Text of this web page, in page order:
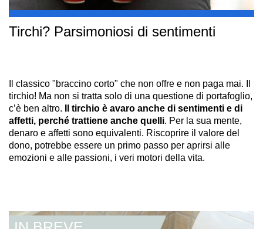
Tirchi? Parsimoniosi di sentimenti
Il classico "braccino corto" che non offre e non paga mai. Il
tirchio! Ma non si tratta solo di una questione di portafoglio,
c’è ben altro.
Il tirchio è avaro anche di sentimenti e di
affetti, perché trattiene anche quelli. Per la sua mente,
denaro e affetti sono equivalenti. Riscoprire il valore del
dono, potrebbe essere un primo passo per aprirsi alle
emozioni e alle passioni, i veri motori della vita.